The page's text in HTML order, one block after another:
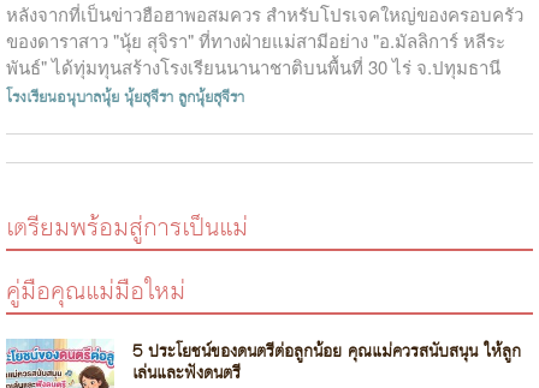
หลังจากที่เป็นข่าวฮือฮาพอสมควร สำหรับโปรเจคใหญ่ของครอบครัว
ของดาราสาว "นุ้ย สุจิรา" ที่ทางฝ่ายแม่สามีอย่าง "อ.มัลลิการ์ หลีระ
พันธ์" ได้ทุ่มทุนสร้างโรงเรียนนานาชาติบนพื้นที่ 30 ไร่ จ.ปทุมธานี
มูลค่า...
โรงเรียนอนุบาลนุ้ยนุ้ยสุจีรา ลูกนุ้ยสุจีรา
เตรียมพร้อมสู่การเป็นแม่
คู่มือคุณแม่มือใหม่
5 ประโยชน์ของดนตรีต่อลูกน้อย คุณแม่ควรสนับสนุน ให้ลูก
เล่นและฟังดนตรี